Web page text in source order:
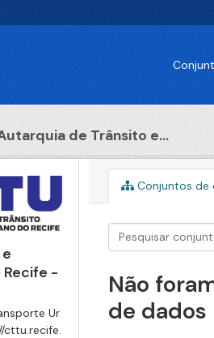
de Trânsito e...
Recife -
Ur
cttu.recife.
Conjuntos de
Não
de dados